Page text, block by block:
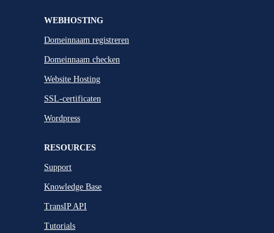
WEBHOSTING
Domeinnaam registreren
Domeinnaam checken
Website Hosting
SSL-certificaten
Wordpress
RESOURCES
Support
Knowledge Base
TransIP API
Tutorials